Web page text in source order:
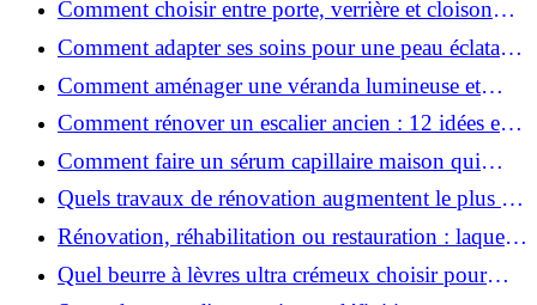
Comment choisir entre porte, verrière et cloison
coulissante pour séparer vos pièces ?
Comment adapter ses soins pour une peau éclatante
en hiver ?
Comment aménager une véranda lumineuse et
conviviale : 12 idées déco
Comment rénover un escalier ancien : 12 idées et
astuces faciles pas à pas
Comment faire un sérum capillaire maison qui
stimule réellement la pousse des cheveux ?
Quels travaux de rénovation augmentent le plus la
valeur d'une maison pour la revente ?
Rénovation, réhabilitation ou restauration : laquelle
convient le mieux à mon logement ?
Quel beurre à lèvres ultra crémeux choisir pour